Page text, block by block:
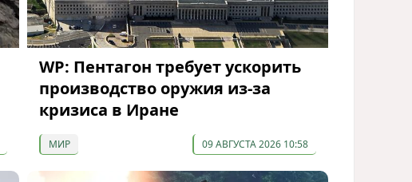
WP: Пентагон требует ускорить
производство оружия из-за
кризиса в Иране
МИР 09 АВГУСТА 2026 10:58